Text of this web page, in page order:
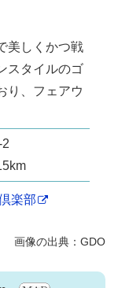
美しくかつ戦
スタイルのゴ
り、フェアウ
楽部